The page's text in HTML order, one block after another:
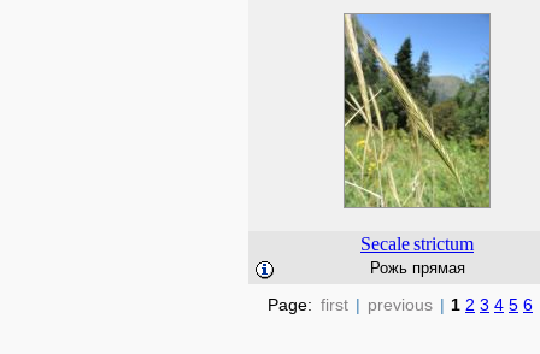
Secalestrictum
Рожь прямая
Page: first | previous | 1 2 3 4 5 6